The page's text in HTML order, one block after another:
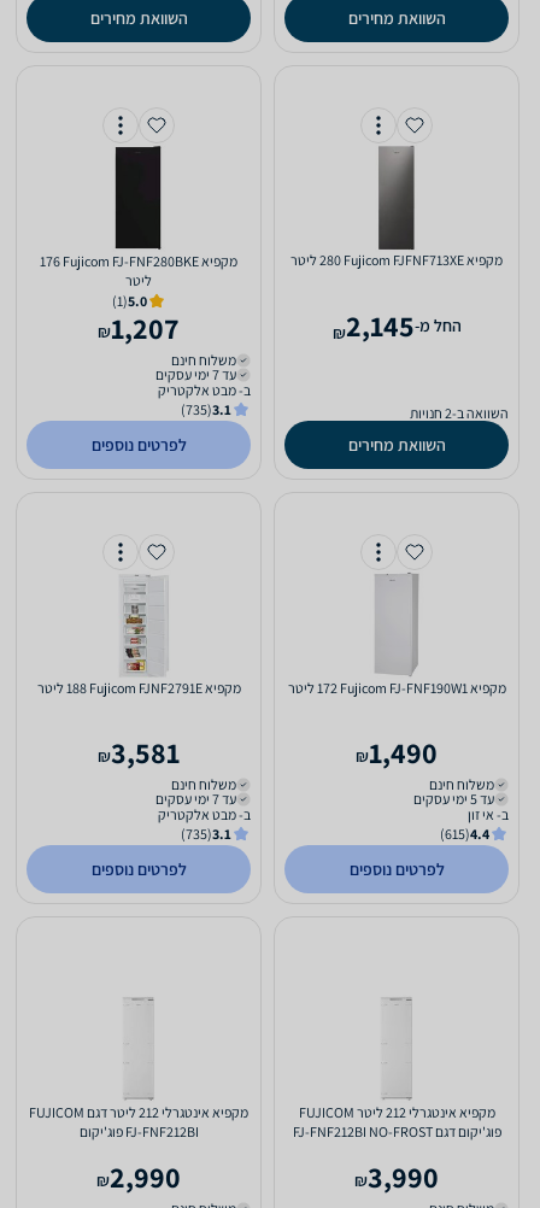
השוואת מחירים השוואת מחירים
מקפיא Fujicom FJFNF713XE ‏280 ‏ליטר
‫החל מ-2,145
₪
השוואה ב-2 חנויות
השוואת מחירים
מקפיא Fujicom FJ-FNF280BKE ‏176
‏ליטר
5.0
(1)
1,207
₪
משלוח חינם
עד 7 ימי עסקים
ב- מבט אלקטריק
3.1
(735)
לפרטים נוספים
מקפיא Fujicom FJ-FNF190W1 ‏172 ‏ליטר
1,490
₪
משלוח חינם
עד 5 ימי עסקים
ב- אי זון
4.4
(615)
לפרטים נוספים
מקפיא Fujicom FJNF2791E ‏188 ‏ליטר
3,581
₪
משלוח חינם
עד 7 ימי עסקים
ב- מבט אלקטריק
3.1
(735)
לפרטים נוספים
מקפיא אינטגרלי 212 ליטר FUJICOM
פוג'יקום דגם FJ-FNF212BI NO-FROST
3,990
₪
מקפיא אינטגרלי 212 ליטר דגם FUJICOM
FJ-FNF212BI פוג'יקום
2,990
₪